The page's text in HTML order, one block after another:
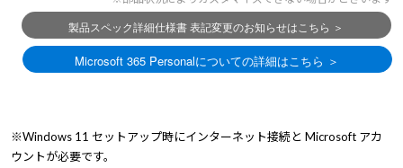
※Windows 11 セットアップ時にインターネット接続と Microsoft アカ
ウントが必要です。